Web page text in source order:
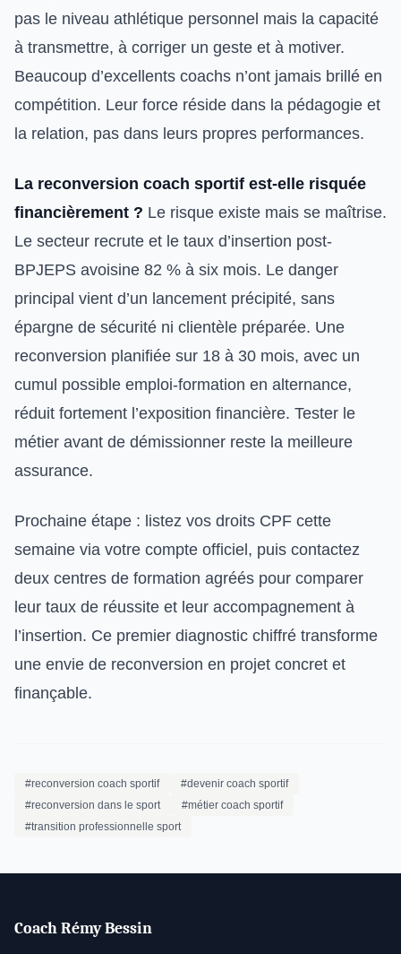
pas le niveau athlétique personnel mais la capacité
à transmettre, à corriger un geste et à motiver.
Beaucoup d’excellents coachs n’ont jamais brillé en
compétition. Leur force réside dans la pédagogie et
la relation, pas dans leurs propres performances.
La reconversion coach sportif est-elle risquée
financièrement ? Le risque existe mais se maîtrise.
Le secteur recrute et le taux d’insertion post-
BPJEPS avoisine 82 % à six mois. Le danger
principal vient d’un lancement précipité, sans
épargne de sécurité ni clientèle préparée. Une
reconversion planifiée sur 18 à 30 mois, avec un
cumul possible emploi-formation en alternance,
réduit fortement l’exposition financière. Tester le
métier avant de démissionner reste la meilleure
assurance.
Prochaine étape : listez vos droits CPF cette
semaine via votre compte officiel, puis contactez
deux centres de formation agréés pour comparer
leur taux de réussite et leur accompagnement à
l’insertion. Ce premier diagnostic chiffré transforme
une envie de reconversion en projet concret et
finançable.
#reconversion coach sportif
#devenir coach sportif
#reconversion dans le sport
#métier coach sportif
#transition professionnelle sport
Coach Rémy Bessin